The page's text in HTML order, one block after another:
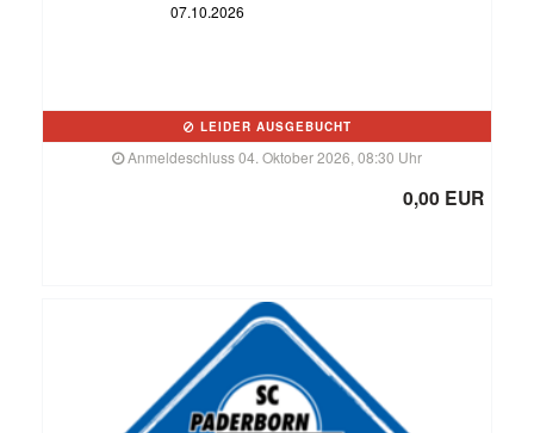
07.10.2026
LEIDER AUSGEBUCHT
Anmeldeschluss 04. Oktober 2026, 08:30 Uhr
0,00 EUR